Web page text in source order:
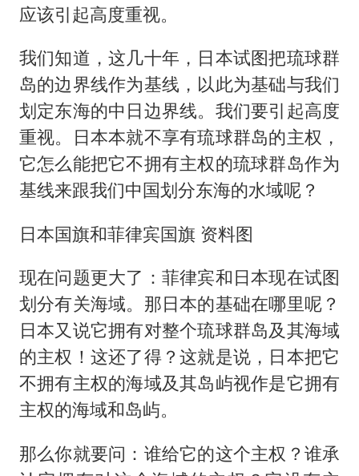
应该引起高度重视。
我们知道，这几十年，日本试图把琉球群
岛的边界线作为基线，以此为基础与我们
划定东海的中日边界线。我们要引起高度
重视。日本本就不享有琉球群岛的主权，
它怎么能把它不拥有主权的琉球群岛作为
基线来跟我们中国划分东海的水域呢？
日本国旗和菲律宾国旗 资料图
现在问题更大了：菲律宾和日本现在试图
划分有关海域。那日本的基础在哪里呢？
日本又说它拥有对整个琉球群岛及其海域
的主权！这还了得？这就是说，日本把它
不拥有主权的海域及其岛屿视作是它拥有
主权的海域和岛屿。
那么你就要问：谁给它的这个主权？谁承